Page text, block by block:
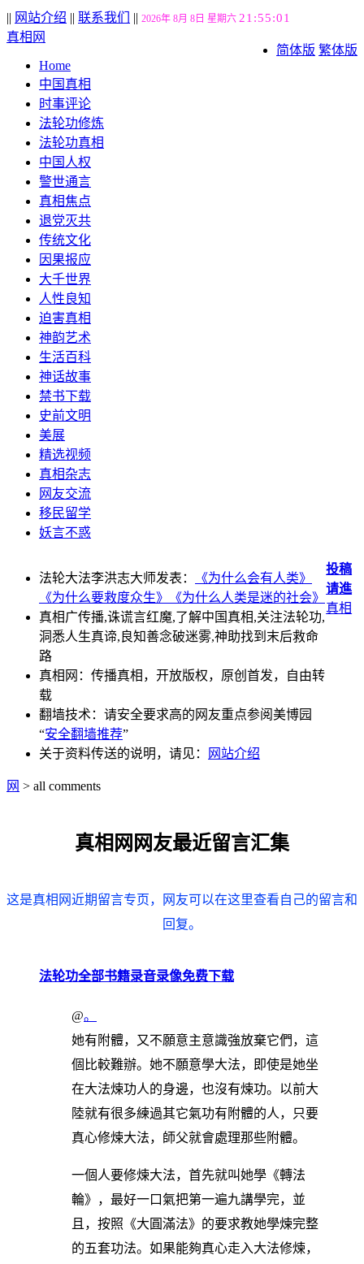
|| 网站介绍 || 联系我们 || 2026年 8月 8日 星期六 21:55:02
简体版 繁体版
真相网
Home
中国真相
时事评论
法轮功修炼
法轮功真相
中国人权
警世通言
真相焦点
退党灭共
传统文化
因果报应
大千世界
人性良知
迫害真相
神韵艺术
生活百科
神话故事
禁书下载
史前文明
美展
精选视频
真相杂志
网友交流
移民留学
妖言不惑
法轮大法李洪志大师发表：
《为什么会有人类》
《为什么要救度众生》
《为什么人类是迷的社会》
真相广传播,诛谎言红魔,了解中国真相,关注法轮功,
洞悉人生真谛,良知善念破迷雾,神助找到末后救命
路
真相网：传播真相，开放版权，原创首发，自由转
载
翻墙技术：请安全要求高的网友重点参阅美博园
“安全翻墙推荐”
关于资料传送的说明，请见：
网站介绍
投稿
请進
真相
网 > all comments
真相网网友最近留言汇集
这是真相网近期留言专页，网友可以在这里查看自己的留言和
回复。
法轮功全部书籍录音录像免费下载
@。
她有附體，又不願意主意識強放棄它們，這
個比較難辦。她不願意學大法，即使是她坐
在大法煉功人的身邊，也沒有煉功。以前大
陸就有很多練過其它氣功有附體的人，只要
真心修煉大法，師父就會處理那些附體。
一個人要修煉大法，首先就叫她學《轉法
輪》，最好一口氣把第一遍九講學完，並
且，按照《大圓滿法》的要求教她學煉完整
的五套功法。如果能夠真心走入大法修煉，